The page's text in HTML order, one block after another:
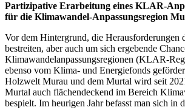
Partizipative Erarbeitung eines KLAR-
für die Klimawandel-Anpassungsregion
Vor dem Hintergrund, die Herausforderungen
bestreiten, aber auch um sich ergebende
Klimawandelanpassungsregionen (KLAR-
ebenso vom Klima- und Energiefonds
Holzwelt Murau und dem Murtal wird seit
Murtal auch flächendeckend im Bereich
bespielt. Im heurigen Jahr befasst man sich